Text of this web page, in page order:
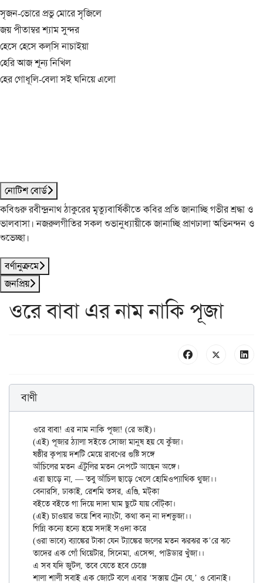
সৃজন-ভোরে প্রভু মোরে সৃজিলে
জয় পীতাম্বর শ্যাম সুন্দর
হেসে হেসে কল্‌সি নাচাইয়া
হেরি আজ শূন্য নিখিল
হের গোধূলি-বেলা সই ঘনিয়ে এলো
নোটিশ বোর্ড
কবিগুরু রবীন্দ্রনাথ ঠাকুরের মৃত্যুবার্ষিকীতে কবির প্রতি জানাচ্ছি গভীর শ্রদ্ধা ও
ভালবাসা। নজরুলগীতির সকল শুভানুধ্যায়ীকে জানাচ্ছি প্রাণঢালা অভিনন্দন ও
শুভেচ্ছা।
বর্ণানুক্রমে
জনপ্রিয়
ওরে বাবা এর নাম নাকি পূজা
বাণী
ওরে বাবা! এর নাম নাকি পূজা! (রে ভাই)।
(এই) পূজার ঠ্যালা সইতে সোজা মানুষ হয় যে কুঁজা।
ষষ্ঠীর কৃপায় দশটি মেয়ে রাবণের গুষ্টি সঙ্গে
আঁচিলের মতন এঁটুলির মতন নেপটে আছেন অঙ্গে।
এরা ছাড়ে না, — তবু আঁচিল ছাড়ে খেলে হোমিওপ্যাথিক থুজা।।
বেনারসি, ঢাকাই, রেশমি তসর, এণ্ডি, মট্‌কা
বইতে বইতে গা দিয়ে দাদা ঘাম ছুটে যায় বোঁট্‌কা।
(এই) চাওয়ার ভয়ে শিব ন্যাংটা, কথা কন্‌ না দশভুজা।।
গিন্নি কন্যে হন্যে হয়ে সদাই সওদা করে
(ওরা ভাবে) ব্যাঙ্কের টাকা যেন ট্যাঙ্কের জলের মতন ঝরঝর ক’রে ঝরে
তাদের এক গোঁ থিয়েটার, সিনেমা, এসেন্স, পাউডার খুঁজা।।
এ সব যদি জুটল, তবে যেতে হবে চেঞ্জে
শালা শালী সবাই এক জোটে বলে এবার ‘সস্তায় ট্রেন যে,’ ও বোনাই।